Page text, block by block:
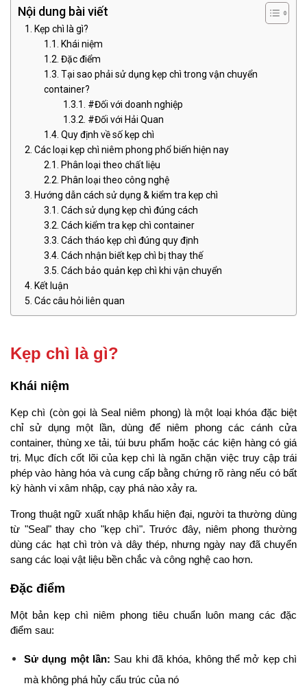
Nội dung bài viết
Kẹp chì là gì?
Khái niệm
Đặc điểm
Tại sao phải sử dụng kẹp chì trong vận chuyển
container?
#Đối với doanh nghiệp
#Đối với Hải Quan
Quy định về số kẹp chì
Các loại kẹp chì niêm phong phổ biến hiện nay
Phân loại theo chất liệu
Phân loại theo công nghệ
Hướng dẫn cách sử dụng & kiểm tra kẹp chì
Cách sử dụng kẹp chì đúng cách
Cách kiểm tra kẹp chì container
Cách tháo kẹp chì đúng quy định
Cách nhận biết kẹp chì bị thay thế
Cách bảo quản kẹp chì khi vận chuyển
Kết luận
Các câu hỏi liên quan
Kẹp chì là gì?
Khái niệm
Kẹp chì (còn gọi là Seal niêm phong) là một loại khóa đặc biệt
chỉ sử dụng một lần, dùng để niêm phong các cánh cửa
container, thùng xe tải, túi bưu phẩm hoặc các kiện hàng có giá
trị. Mục đích cốt lõi của kẹp chì là ngăn chặn việc truy cập trái
phép vào hàng hóa và cung cấp bằng chứng rõ ràng nếu có bất
kỳ hành vi xâm nhập, cạy phá nào xảy ra.
Trong thuật ngữ xuất nhập khẩu hiện đại, người ta thường dùng
từ "Seal" thay cho "kẹp chì". Trước đây, niêm phong thường
dùng các hạt chì tròn và dây thép, nhưng ngày nay đã chuyển
sang các loại vật liệu bền chắc và công nghệ cao hơn.
Đặc điểm
Một bản kẹp chì niêm phong tiêu chuẩn luôn mang các đặc
điểm sau:
Sử dụng một lần: Sau khi đã khóa, không thể mở kẹp chì
mà không phá hủy cấu trúc của nó